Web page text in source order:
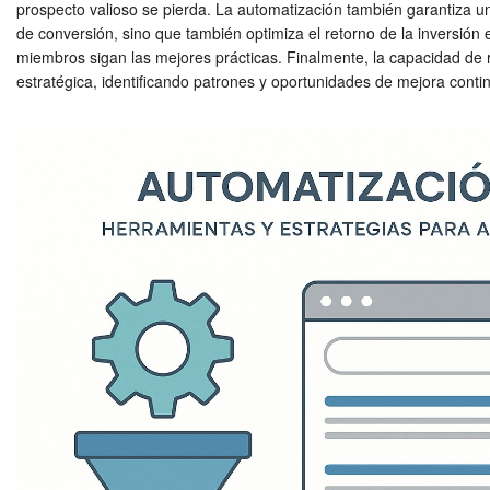
prospecto valioso se pierda. La automatización también garantiza
de conversión, sino que también optimiza el retorno de la
miembros sigan las mejores prácticas. Finalmente, la capacidad
estratégica, identificando patrones y oportunidades de mejora